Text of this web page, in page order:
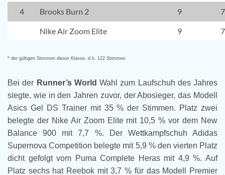
4 Brooks Burn 2 9
Nike Air Zoom Elite 9
* der gültigen Stimmen dieser Klasse, d.h. 122 Stimmen.
Bei der Runner’s World Wahl zum Laufschuh des Jahres
siegte, wie in den Jahren zuvor, der Abosieger, das Modell
Asics Gel DS Trainer mit 35 % der Stimmen. Platz zwei
belegte der Nike Air Zoom Elite mit 10,5 % vor dem New
Balance 900 mit 7,7 %. Der Wettkampfschuh Adidas
Supernova Competition belegte mit 5,9 % den vierten Platz
dicht gefolgt vom Puma Complete Heras mit 4,9 %. Auf
Platz sechs hat Reebok mit 3,7 % für das Modell Premier